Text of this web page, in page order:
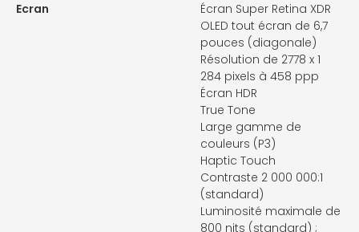
Ecran
Écran Super Retina XDR
OLED tout écran de 6,7
pouces (diagonale)
Résolution de 2778 x 1
284 pixels à 458 ppp
Écran HDR
True Tone
Large gamme de
couleurs (P3)
Haptic Touch
Contraste 2 000 000:1
(standard)
Luminosité maximale de
800 nits (standard) ;